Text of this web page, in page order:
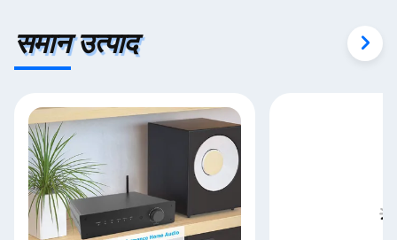
समान उत्पाद